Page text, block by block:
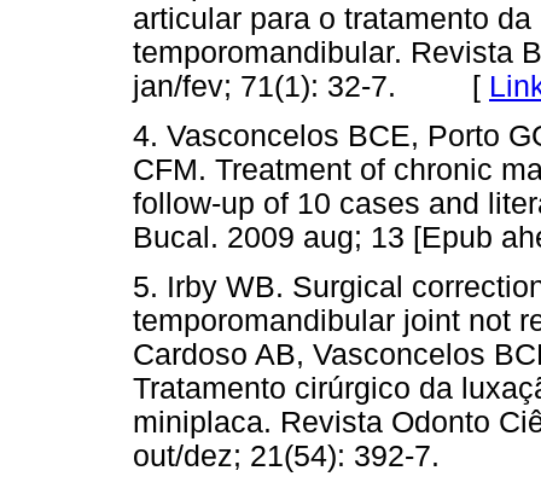
articular para o tratamento
temporomandibular. Revista
jan/fev; 71(1): 32-7. [
4. Vasconcelos BCE, Porto
CFM. Treatment of chronic
follow-up of 10 cases and
Bucal. 2009 aug; 13 [Epub
5. Irby WB. Surgical
temporomandibular joint not
Cardoso AB, Vasconcelos
Tratamento cirúrgico da
miniplaca. Revista Odonto
out/dez; 21(54): 392-7.